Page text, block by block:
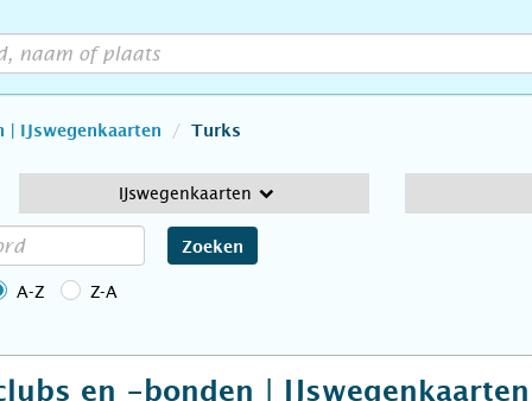
| IJswegenkaarten Turks
IJswegenkaarten
Zoeken
A-Z Z-A
en -bonden | IJswegenkaarten